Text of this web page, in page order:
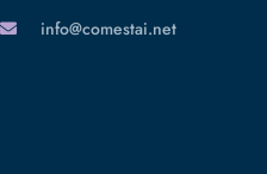
info@comestai.net